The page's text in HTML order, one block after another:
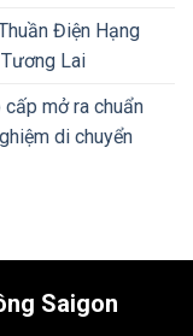
Điện Hạng
Lai
mở ra chuẩn
di chuyển
Saigon